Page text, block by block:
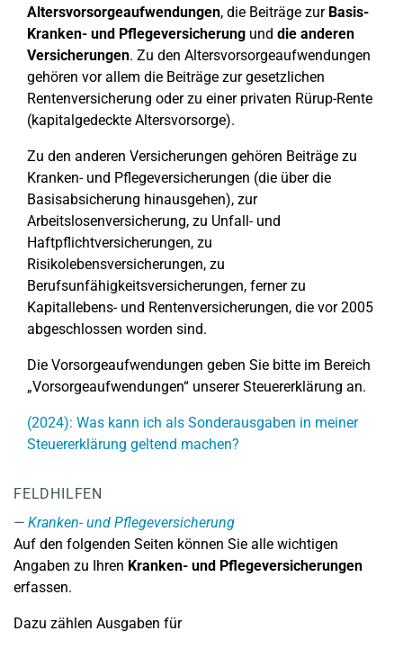
Altersvorsorgeaufwendungen, die Beiträge zurBasis-
Kranken- und Pflegeversicherung und die anderen
Versicherungen. Zu den Altersvorsorgeaufwendungen
gehören vor allem die Beiträge zur gesetzlichen
Rentenversicherung oder zu einer privaten Rürup-Rente
(kapitalgedeckte Altersvorsorge).
Zu den anderen Versicherungen gehören Beiträge zu
Kranken- und Pflegeversicherungen (die über die
Basisabsicherung hinausgehen), zur
Arbeitslosenversicherung, zu Unfall- und
Haftpflichtversicherungen, zu
Risikolebensversicherungen, zu
Berufsunfähigkeitsversicherungen, ferner zu
Kapitallebens- und Rentenversicherungen, die vor 2005
abgeschlossen worden sind.
Die Vorsorgeaufwendungen geben Sie bitte im Bereich
„Vorsorgeaufwendungen“ unserer Steuererklärung an.
(2024): Was kann ich als Sonderausgaben in meiner
Steuererklärung geltend machen?
FELDHILFEN
Kranken- und Pflegeversicherung
Auf den folgenden Seiten können Sie alle wichtigen
Angaben zu Ihren Kranken- und Pflegeversicherungen
erfassen.
Dazu zählen Ausgaben für